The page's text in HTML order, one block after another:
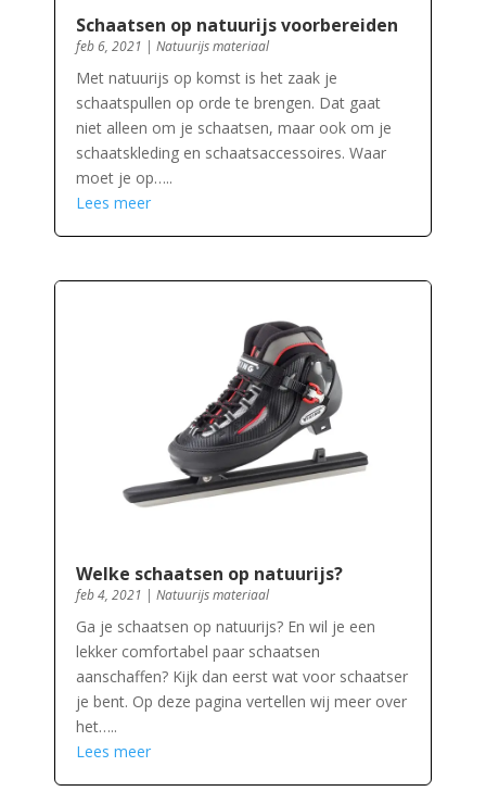
Schaatsen op natuurijs voorbereiden
feb 6, 2021 | Natuurijs materiaal
Met natuurijs op komst is het zaak je
schaatspullen op orde te brengen. Dat gaat
niet alleen om je schaatsen, maar ook om je
schaatskleding en schaatsaccessoires. Waar
moet je op…..
Lees meer
Welke schaatsen op natuurijs?
feb 4, 2021 | Natuurijs materiaal
Ga je schaatsen op natuurijs? En wil je een
lekker comfortabel paar schaatsen
aanschaffen? Kijk dan eerst wat voor schaatser
je bent. Op deze pagina vertellen wij meer over
het…..
Lees meer